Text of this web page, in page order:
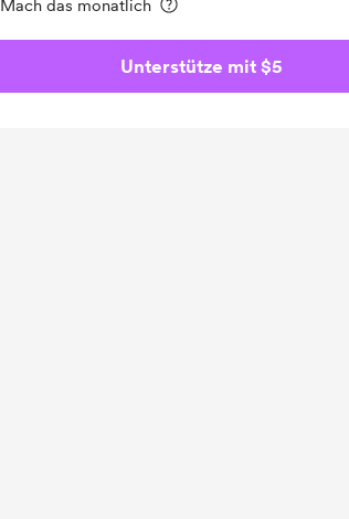
Mach das monatlich
Unterstütze mit $5